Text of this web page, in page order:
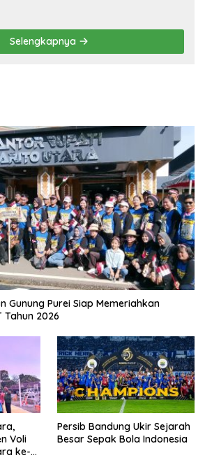
Selengkapnya
Gunung Purei Siap Memeriahkan
Tahun 2026
Voli
ke-
Persib Bandung Ukir Sejarah
Besar Sepak Bola Indonesia